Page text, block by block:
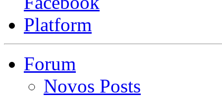
Forum
Novos Posts